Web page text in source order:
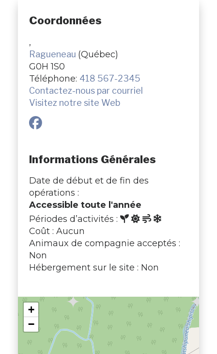
Coordonnées
,
Ragueneau (Québec)
G0H 1S0
Téléphone: 418 567-2345
Contactez-nous par courriel
Visitez notre site Web
Informations Générales
Date de début et de fin des
opérations :
Accessible toute l'année
Périodes d’activités :
Coût : Aucun
Animaux de compagnie acceptés :
Non
Hébergement sur le site : Non
+
−